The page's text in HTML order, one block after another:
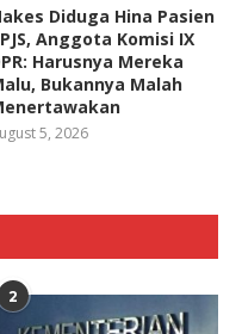
Diduga Hina Pasien
Anggota Komisi IX
Harusnya Mereka
Bukannya Malah
5, 2026
2